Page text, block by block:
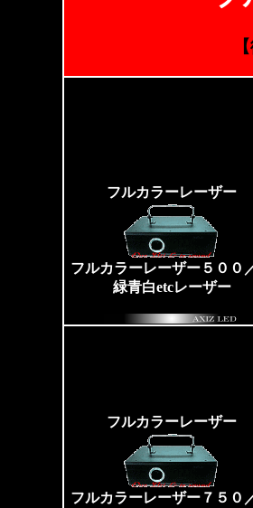
フルカラーレーザー
フルカラーレーザー５００
緑青白etcレーザー
フルカラーレーザー
フルカラーレーザー７５０